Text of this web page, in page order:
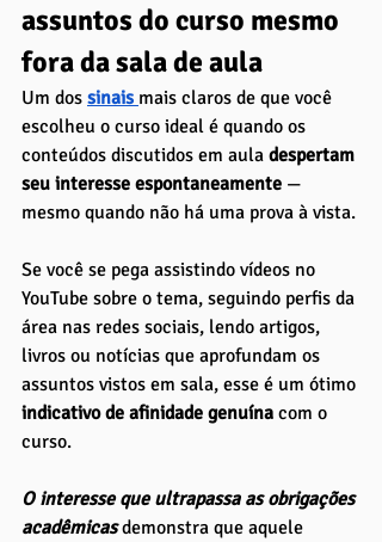
assuntos do curso mesmo
fora da sala de aula
Um dos sinais mais claros de que você
escolheu o curso ideal é quando os
conteúdos discutidos em aula despertam
seu interesse espontaneamente —
mesmo quando não há uma prova à vista.
Se você se pega assistindo vídeos no
YouTube sobre o tema, seguindo perfis da
área nas redes sociais, lendo artigos,
livros ou notícias que aprofundam os
assuntos vistos em sala, esse é um ótimo
indicativo de afinidade genuína com o
curso.
O interesse que ultrapassa as obrigações
acadêmicas demonstra que aquele